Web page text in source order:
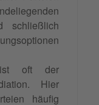
schließlich
ist oft der
Hier
häufig